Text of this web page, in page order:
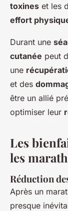
toxines et les
effort
Durant une
cutanée peut
une
et des
être un allié
optimiser leur
Les
les
Réduction
Après un
presque